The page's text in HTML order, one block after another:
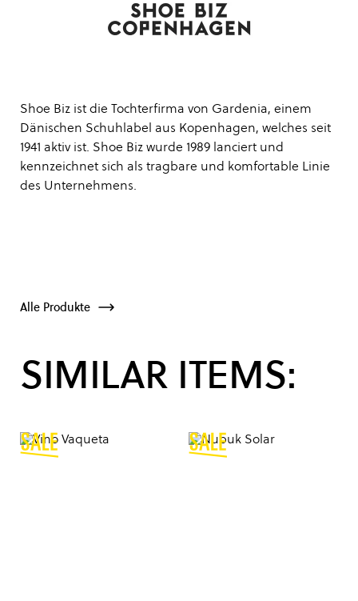
Shoe Biz ist die Tochterfirma von Gardenia, einem
Dänischen Schuhlabel aus Kopenhagen, welches seit
1941 aktiv ist. Shoe Biz wurde 1989 lanciert und
kennzeichnet sich als tragbare und komfortable Linie
des Unternehmens.
Alle Produkte
SIMILAR ITEMS: